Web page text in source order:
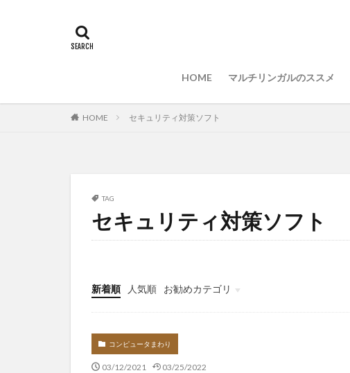
HOME マルチリンガルのススメ
HOME セキュリティ対策ソフト
TAG
セキュリティ対策ソフト
新着順 人気順
お勧めカテゴリ
Infomation
コンピュータまわり
03/12/2021 03/25/2022